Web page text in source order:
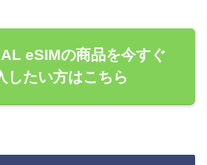
eSIMの商品を今すぐ
したい方はこちら